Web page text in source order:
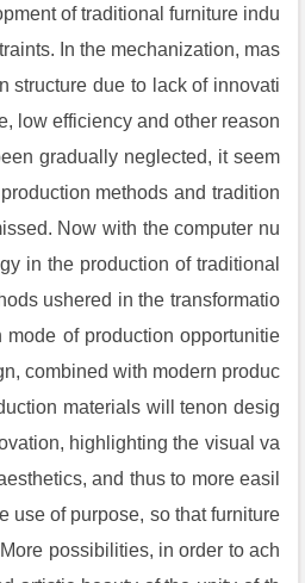
of traditional furniture indu
In the mechanization, mas
structure due to lack of innovati
low efficiency and other reason
gradually neglected, it seem
methods and tradition
Now with the computer nu
in the production of traditional
ushered in the transformatio
mode of production opportunitie
combined with modern produc
materials will tenon desig
highlighting the visual va
and thus to more easil
use of purpose, so that furniture
possibilities, in order to ach